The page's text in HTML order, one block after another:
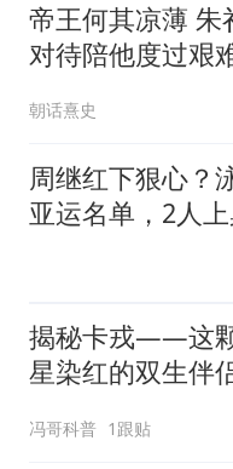
帝王何其凉薄 朱
对待陪他度过艰
朝话熹史
周继红下狠心？
亚运名单，2人上
揭秘卡戎——这
星染红的双生伴
冯哥科普 1跟贴